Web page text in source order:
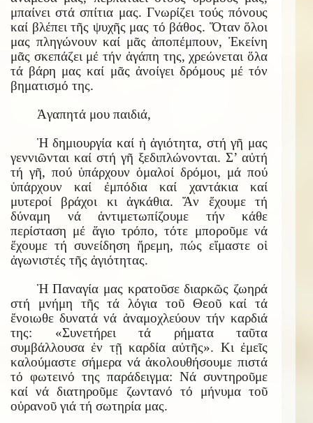
μπαίνει στά σπίτια μας. Γνωρίζει τούς πόνους
καί βλέπει τῆς ψυχῆς μας τό βάθος. Ὅταν ὅλοι
μας πληγώνουν καί μᾶς ἀποπέμπουν, Ἐκείνη
μᾶς σκεπάζει μέ τήν ἀγάπη της, χρεώνεται ὅλα
τά βάρη μας καί μᾶς ἀνοίγει δρόμους μέ τόν
βηματισμό της.
Ἀγαπητά μου παιδιά,
Ἡ δημιουργία καί ἡ ἁγιότητα, στή γῆ μας
γεννιῶνται καί στή γῆ ξεδιπλώνονται. Σ’ αὐτή
τή γῆ, πού ὑπάρχουν ὁμαλοί δρόμοι, μά πού
ὑπάρχουν καί ἐμπόδια καί χαντάκια καί
μυτεροί βράχοι κι ἀγκάθια. Ἄν ἔχουμε τή
δύναμη νά ἀντιμετωπίζουμε τήν κάθε
περίσταση μέ ἅγιο τρόπο, τότε μποροῦμε νά
ἔχουμε τή συνείδηση ἤρεμη, πώς εἴμαστε οἱ
ἀγωνιστές τῆς ἁγιότητας.
Ἡ Παναγία μας κρατοῦσε διαρκῶς ζωηρά
στή μνήμη τῆς τά λόγια τοῦ Θεοῦ καί τά
ἔνοιωθε δυνατά νά ἀναμοχλεύουν τήν καρδιά
της: «Συνετήρει τά ρήματα ταῦτα
συμβάλλουσα ἐν τῇ καρδία αὐτῆς». Κι ἐμεῖς
καλούμαστε σήμερα νά ἀκολουθήσουμε πιστά
τό φωτεινό της παράδειγμα: Νά συντηροῦμε
καί νά διατηροῦμε ζωντανό τό μήνυμα τοῦ
οὐρανοῦ γιά τή σωτηρία μας.